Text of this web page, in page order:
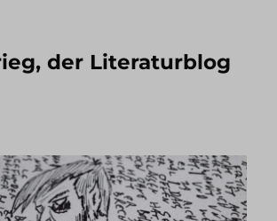
der Literaturblog